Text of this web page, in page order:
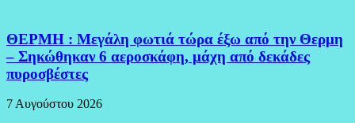
ΘΕΡΜΗ : Μεγάλη φωτιά τώρα έξω από την Θερμη
– Σηκώθηκαν 6 αεροσκάφη, μάχη από δεκάδες
πυροσβέστες
7 Αυγούστου 2026